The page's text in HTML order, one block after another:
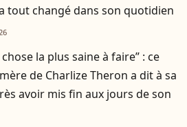
tout changé dans son quotidien
chose la plus saine à faire” : ce
de Charlize Theron a dit à sa
avoir mis fin aux jours de son